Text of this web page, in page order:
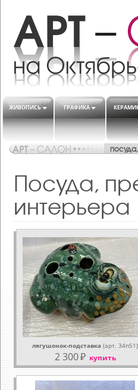
ЖИВОПИСЬ ГРАФИКА
Посуда,
интерьера
лягушонок-подставка (арт. 34п51)
2 300₽ купить